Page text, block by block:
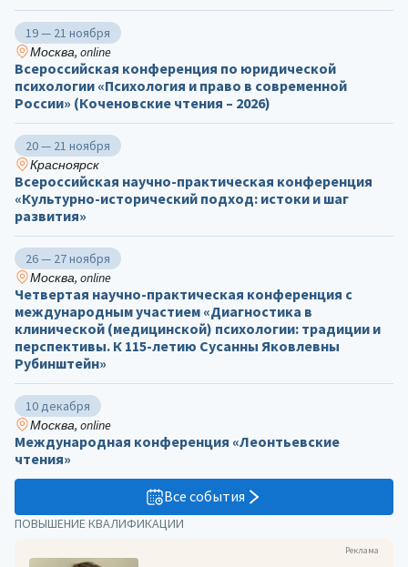
ПОВЫШЕНИЕ КВАЛИФИКАЦИИ
Реклама
19 — 21 ноября
Москва, online
Всероссийская конференция по юридической
психологии «Психология и право в современной
России» (Коченовские чтения – 2026)
20 — 21 ноября
Красноярск
Всероссийская научно-практическая конференция
«Культурно-исторический подход: истоки и шаг
развития»
26 — 27 ноября
Москва, online
Четвертая научно-практическая конференция с
международным участием «Диагностика в
клинической (медицинской) психологии: традиции и
перспективы. К 115-летию Сусанны Яковлевны
Рубинштейн»
10 декабря
Москва, online
Международная конференция «Леонтьевские
чтения»
Все события